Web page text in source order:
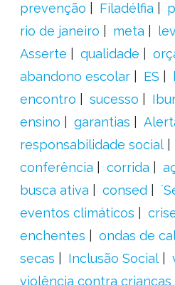
prevenção
Filadélfia
rio de janeiro
meta
Asserte
qualidade
abandono escolar
ES
encontro
sucesso
ensino
garantias
responsabilidade social
conferência
corrida
busca ativa
consed
eventos climáticos
enchentes
ondas de
secas
Inclusão Social
violência contra